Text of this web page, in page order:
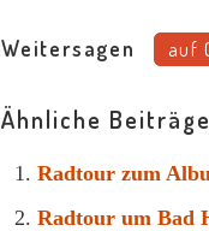
Weitersagen auf
Ähnliche Beiträge
Radtour zum
Radtour um Bad